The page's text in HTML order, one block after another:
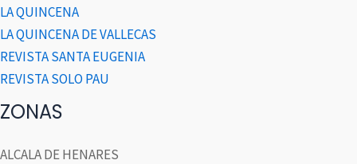
LA QUINCENA
LA QUINCENA DE VALLECAS
REVISTA SANTA EUGENIA
REVISTA SOLO PAU
ZONAS
ALCALA DE HENARES